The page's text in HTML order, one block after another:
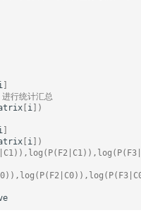
行统计汇总
i ])
i ])